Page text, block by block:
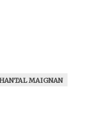
MAIGNAN